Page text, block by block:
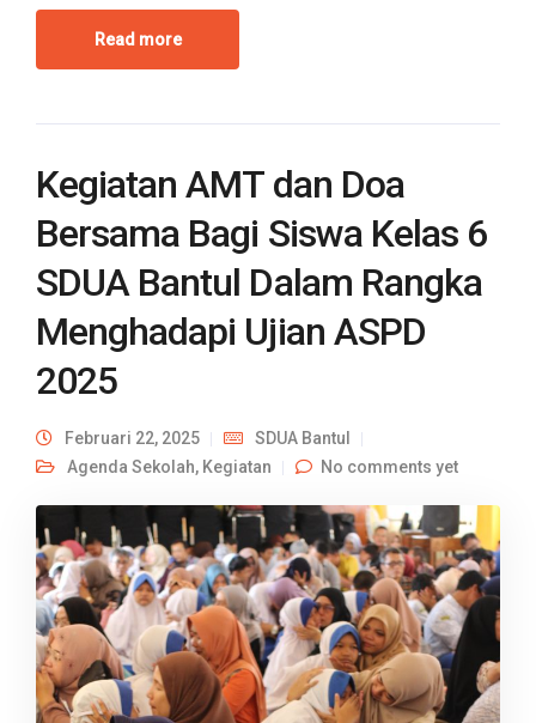
Read more
Kegiatan AMT dan Doa
Bersama Bagi Siswa Kelas 6
SDUA Bantul Dalam Rangka
Menghadapi Ujian ASPD
2025
Februari 22, 2025
SDUA Bantul
Agenda Sekolah, Kegiatan No comments yet